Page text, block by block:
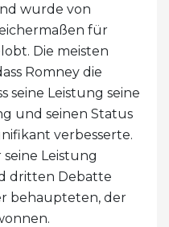
wurde von
für
Die meisten
Romney die
seine Leistung seine
und seinen Status
verbesserte.
Leistung
dritten Debatte
behaupteten, der